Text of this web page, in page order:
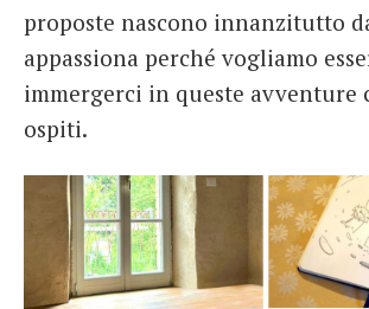
proposte nascono innanzitutto
appassiona perché vogliamo
immergerci in queste avventure
ospiti.